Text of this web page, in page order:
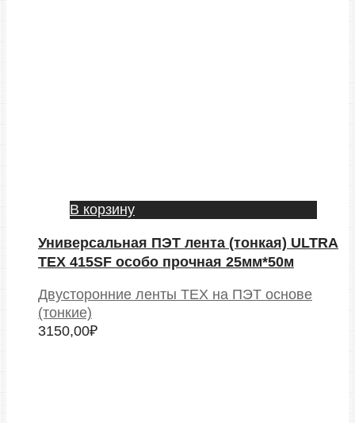
В корзину
Универсальная ПЭТ лента (тонкая) ULTRA
TEX 415SF особо прочная 25мм*50м
Двусторонние ленты TEX на ПЭТ основе
(тонкие)
3150,00₽